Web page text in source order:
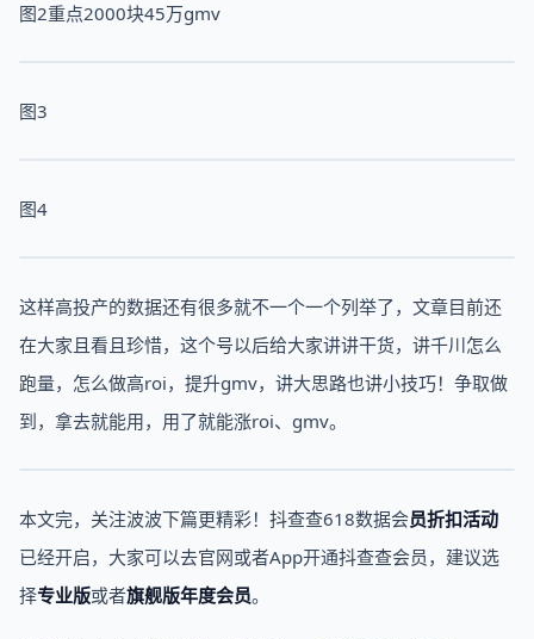
图2重点2000块45万gmv
图3
图4
这样高投产的数据还有很多就不一个一个列举了，文章目前还
在大家且看且珍惜，这个号以后给大家讲讲干货，讲千川怎么
跑量，怎么做高roi，提升gmv，讲大思路也讲小技巧！争取做
到，拿去就能用，用了就能涨roi、gmv。
本文完，关注波波下篇更精彩！抖查查618数据会员折扣活动
已经开启，大家可以去官网或者App开通抖查查会员，建议选
择专业版或者旗舰版年度会员。